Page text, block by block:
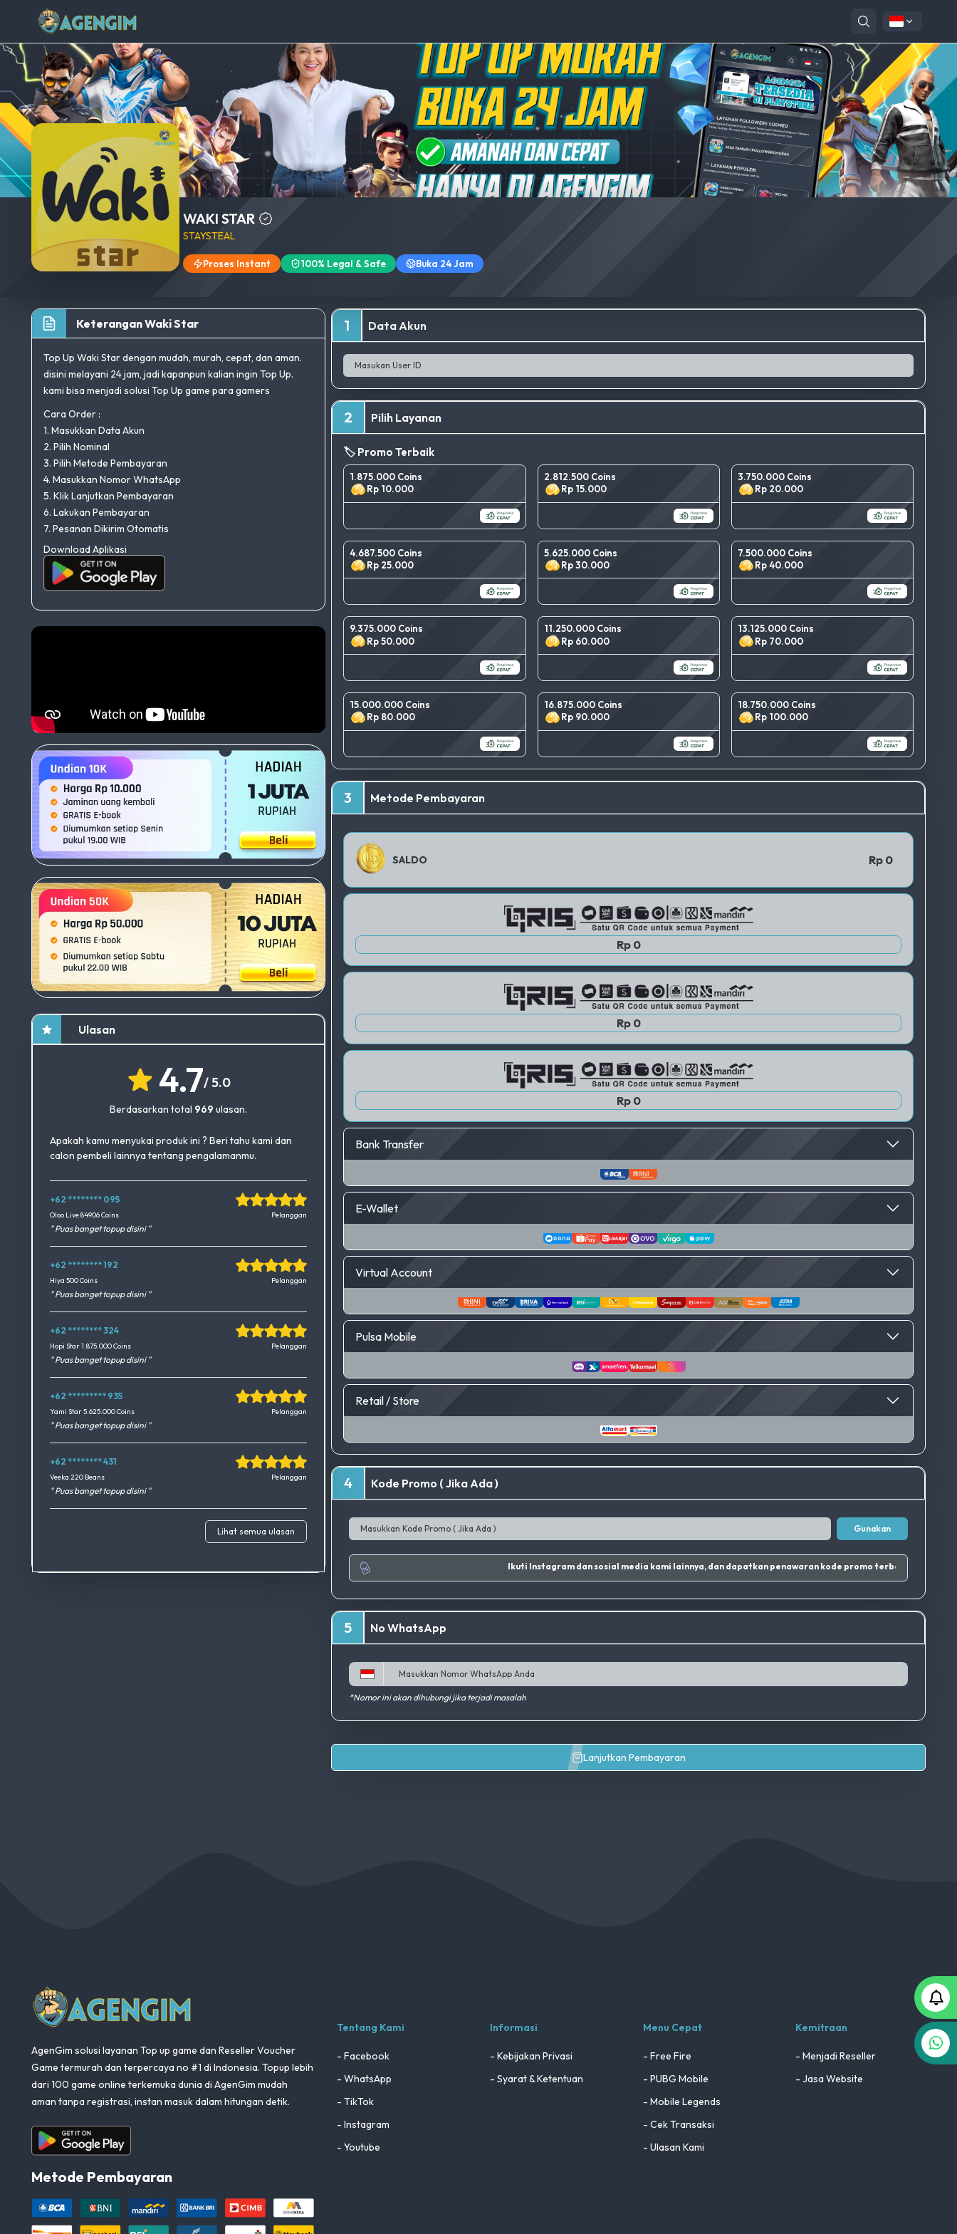
WAKI STAR
STAYSTEAL
Proses Instant 100% Legal & Safe Buka 24 Jam
Keterangan Waki Star
Top Up Waki Star dengan mudah, murah, cepat, dan aman.
disini melayani 24 jam, jadi kapanpun kalian ingin Top Up.
kami bisa menjadi solusi Top Up game para gamers
Cara Order :
1. Masukkan Data Akun
2. Pilih Nominal
3. Pilih Metode Pembayaran
4. Masukkan Nomor WhatsApp
5. Klik Lanjutkan Pembayaran
6. Lakukan Pembayaran
7. Pesanan Dikirim Otomatis
Download Aplikasi
Ulasan
4.7/ 5.0
Berdasarkan total 969 ulasan.
Apakah kamu menyukai produk ini ? Beri tahu kami dan
calon pembeli lainnya tentang pengalamanmu.
+62 ******** 095
Okedimers Group INC
Oloo Live 84906 Coins Pelanggan
" Puas banget topup disini "
+62 ******** 192
Okedimers Group INC
Hiya 500 Coins Pelanggan
" Puas banget topup disini "
+62 ******** 324
Okedimers Group INC
Hopi Star 1.875.000 Coins Pelanggan
" Puas banget topup disini "
+62 ********* 935
Okedimers Group INC
Yami Star 5.625.000 Coins Pelanggan
" Puas banget topup disini "
+62 ******** 431
Okedimers Group INC
Veeka 220 Beans Pelanggan
" Puas banget topup disini "
Lihat semua ulasan
1 Data Akun
2 Pilih Layanan
🏷️ Promo Terbaik
1.875.000 Coins
Rp 10.000
2.812.500 Coins
Rp 15.000
3.750.000 Coins
Rp 20.000
4.687.500 Coins
Rp 25.000
5.625.000 Coins
Rp 30.000
7.500.000 Coins
Rp 40.000
9.375.000 Coins
Rp 50.000
11.250.000 Coins
Rp 60.000
13.125.000 Coins
Rp 70.000
15.000.000 Coins
Rp 80.000
16.875.000 Coins
Rp 90.000
18.750.000 Coins
Rp 100.000
3 Metode Pembayaran
SALDO Rp 0
Rp 0
QRIS 1
Rp 0
QRIS 2
Rp 0
QRIS 3
Bank Transfer
E-Wallet
Virtual Account
Pulsa Mobile
Retail / Store
4 Kode Promo ( Jika Ada )
Gunakan
Ikuti Instagram dan sosial media kami lainnya, dan dapatkan penawaran kode promo terbaik. |
5 No WhatsApp
*Nomor ini akan dihubungi jika terjadi masalah
Lanjutkan Pembayaran
AgenGim
AgenGim solusi layanan Top up game dan Reseller Voucher
Game termurah dan terpercaya no #1 di Indonesia. Topup lebih
dari 100 game online terkemuka dunia di AgenGim mudah
aman tanpa registrasi, instan masuk dalam hitungan detik.
Aplikasi Android
Metode Pembayaran
Tentang Kami
- Facebook
- WhatsApp
- TikTok
- Instagram
- Youtube
Informasi
- Kebijakan Privasi
- Syarat & Ketentuan
Menu Cepat
- Free Fire
- PUBG Mobile
- Mobile Legends
- Cek Transaksi
- Ulasan Kami
Kemitraan
- Menjadi Reseller
- Jasa Website